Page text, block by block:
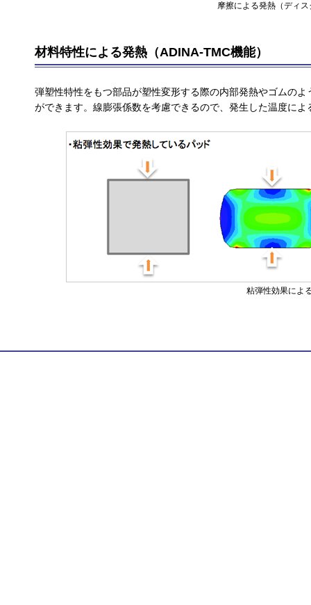
摩擦による発熱（ディ
材料特性による発熱（ADINA-TMC機能）
弾塑性特性をもつ部品が塑性変形する際の内部発熱やゴムの
ができます。線膨張係数を考慮できるので、発生した温度に
粘弾性効果によ